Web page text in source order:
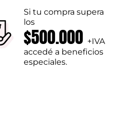
Si tu compra supera
los
$500.000 +IVA
accedé a beneficios
especiales.